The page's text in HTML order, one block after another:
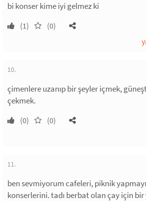
bi konser kime iyi gelmez ki
(1) (0)
10.
çimenlere uzanıp bir şeyler içmek,
çekmek.
(0) (0)
11.
ben sevmiyorum cafeleri, piknik
konserlerini. tadı berbat olan çay için